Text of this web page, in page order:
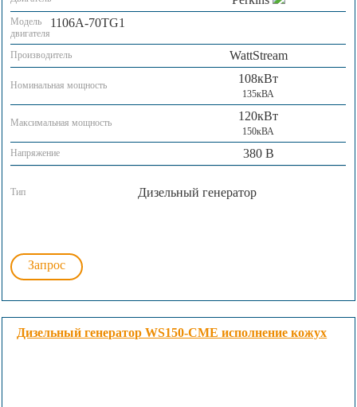
Модель
двигателя
1106A-70TG1
Производитель WattStream
Номинальная мощность 108кВт
135кВА
Максимальная мощность 120кВт
150кВА
Напряжение
380 В
Тип Дизельный генератор
Запрос
Дизельный генератор WS150-CME исполнение кожух